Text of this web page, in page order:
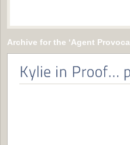
Archive for the ‘Agent